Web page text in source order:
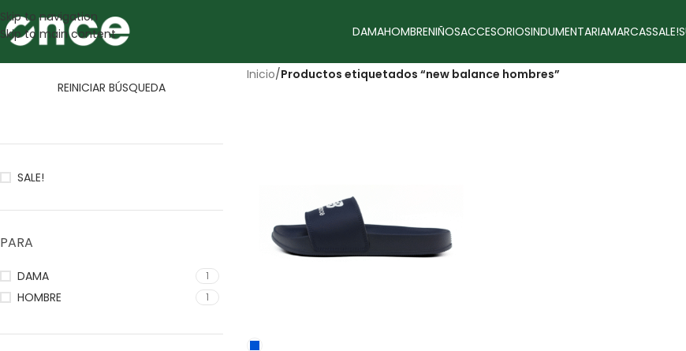
Skip to navigation
Skip to main content
DAMAHOMBRENIÑOSACCESORIOSINDUMENTARIAMARCASSALE!
REINICIAR BÚSQUEDA
SALE!
PARA
DAMA 1
HOMBRE 1
Inicio/Productos etiquetados “new balance hombres”